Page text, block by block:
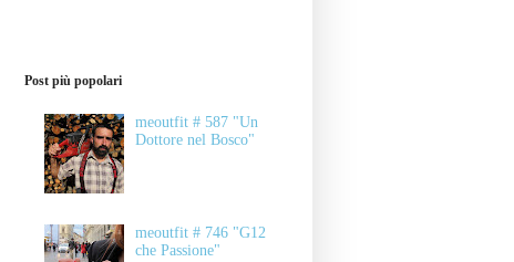
Post più popolari
meoutfit # 587 "Un
Dottore nel Bosco"
meoutfit # 746 "G12
che Passione"